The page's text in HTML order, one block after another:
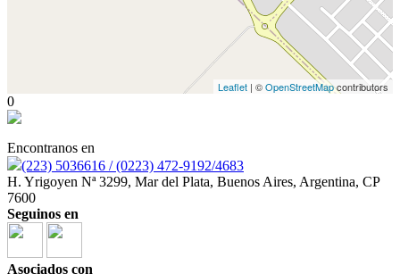
Leaflet | ©OpenStreetMapcontributors
0
Encontranos en
(223) 5036616 / (0223) 472-9192/4683
H. Yrigoyen Nª 3299, Mar del Plata, Buenos Aires, Argentina, CP
7600
Seguinos en
Asociados con